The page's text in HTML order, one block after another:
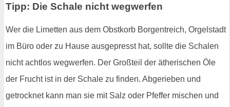
Tipp: Die Schale nicht wegwerfen
Wer die Limetten aus dem Obstkorb Borgentreich, Orgelstadt
im Büro oder zu Hause ausgepresst hat, sollte die Schalen
nicht achtlos wegwerfen. Der Großteil der ätherischen Öle
der Frucht ist in der Schale zu finden. Abgerieben und
getrocknet kann man sie mit Salz oder Pfeffer mischen und